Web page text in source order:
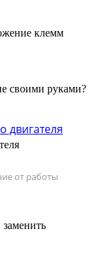
клемм
своими руками?
от работы